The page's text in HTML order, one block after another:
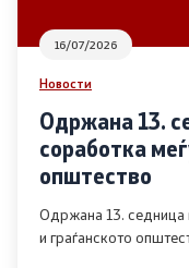
Извештаи
Список на ОЈИ
Контакт
16/07/2026
Новости
Одржана 13.
соработка
општество
Одржана 13. седница
и граѓанското